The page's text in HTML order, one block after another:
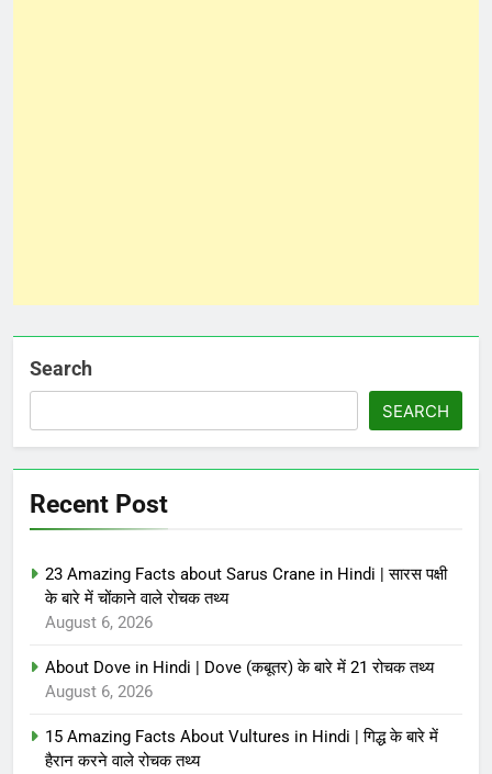
Search
SEARCH
Recent Post
23 Amazing Facts about Sarus Crane in Hindi | सारस पक्षी
के बारे में चोंकाने वाले रोचक तथ्य
August 6, 2026
About Dove in Hindi | Dove (कबूतर) के बारे में 21 रोचक तथ्य
August 6, 2026
15 Amazing Facts About Vultures in Hindi | गिद्ध के बारे में
हैरान करने वाले रोचक तथ्य